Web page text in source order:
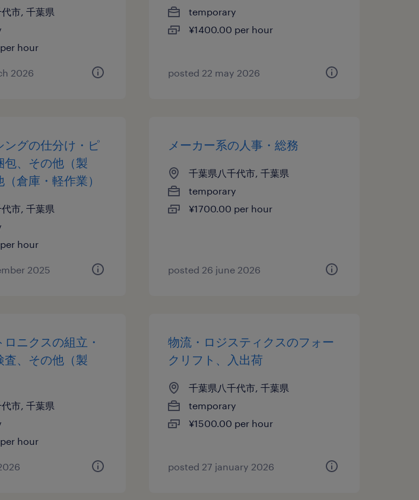
市, 千葉県
hour
2026
temporary
¥1400.00 per hour
posted 22 may 2026
ングの仕分け・ピ
包、その他（製
倉庫・軽作業）
市, 千葉県
hour
2025
メーカー系の人事・総務
千葉県八千代市, 千葉県
temporary
¥1700.00 per hour
posted 26 june 2026
ニクスの組立・
査、その他（製
市, 千葉県
hour
物流・ロジスティクスのフォー
クリフト、入出荷
千葉県八千代市, 千葉県
temporary
¥1500.00 per hour
posted 27 january 2026